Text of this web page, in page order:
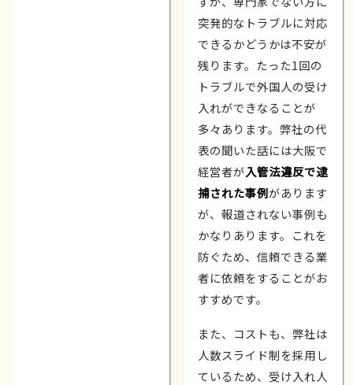
突発的なトラブルに対応
できるかどうかは不安が
残ります。たった1回の
トラブルで外国人の受け
入れができなることが
多々あります。弊社の代
表の聞いた話には大阪で
経営者が入管法違反で逮
捕された事例があります
が、報道されない事例も
かなりあります。これを
防ぐため、信頼できる業
者に依頼をすることがお
すすめです。
また、コストも、弊社は
人数スライド制を採用し
ているため、受け入れ人